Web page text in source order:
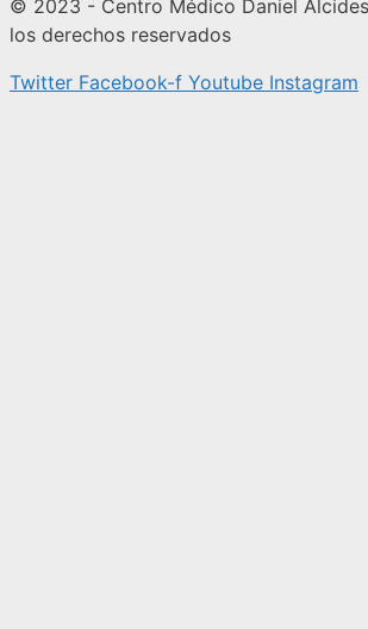
© 2023 - Centro Médico Daniel
los derechos reservados
Twitter Facebook-f Youtube Instagram